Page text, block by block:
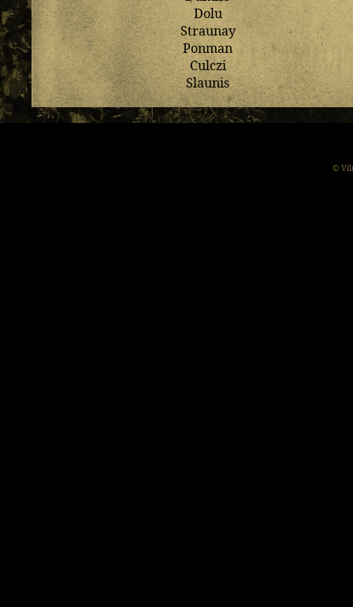
Dolu
Straunay
Ponman
Culczi
Slaunis
©